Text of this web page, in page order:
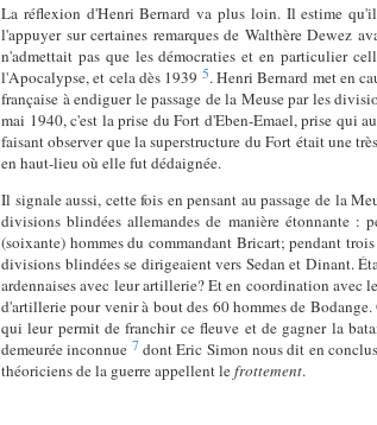
La réflexion d'Henri Bernard va plus loin. Il estime
l'appuyer sur certaines remarques de Walthère Dewez
n'admettait pas que les démocraties et en particulier
l'Apocalypse, et cela dès 1939 5. Henri Bernard met en
française à endiguer le passage de la Meuse par les
mai 1940, c'est la prise du Fort d'Eben-Emael, prise qui
faisant observer que la superstructure du Fort était une
en haut-lieu où elle fut dédaignée.
Il signale aussi, cette fois en pensant au passage de la
divisions blindées allemandes de manière étonnante :
(soixante) hommes du commandant Bricart; pendant
divisions blindées se dirigeaient vers Sedan et Dinant.
ardennaises avec leur artillerie? Et en coordination avec
d'artillerie pour venir à bout des 60 hommes de
qui leur permit de franchir ce fleuve et de gagner la
demeurée inconnue 7dont Eric Simon nous dit en
théoriciens de la guerre appellent lefrottement.